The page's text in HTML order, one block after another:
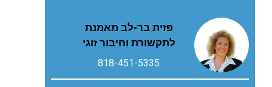
פזית בר-לב מאמנת
לתקשורת וחיבור זוגי
818-451-5335